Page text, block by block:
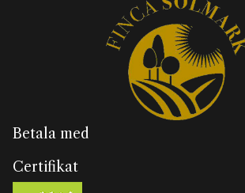
Betala med
Certifikat